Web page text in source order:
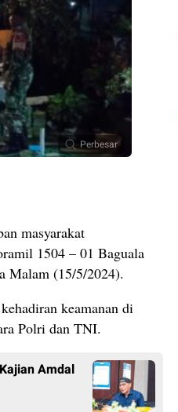
Perbesar
masyarakat
1504 – 01 Baguala
Malam (15/5/2024).
keamanan di
Polri dan TNI.
Amdal